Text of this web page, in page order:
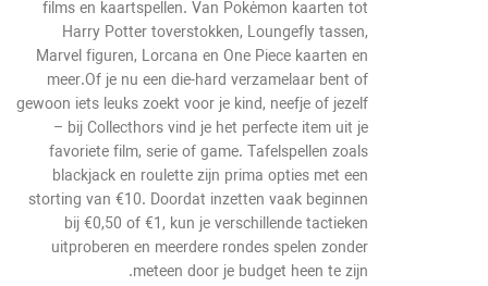
films en kaartspellen. Van Pokémon kaarten tot
Harry Potter toverstokken, Loungefly tassen,
Marvel figuren, Lorcana en One Piece kaarten en
meer.Of je nu een die-hard verzamelaar bent of
gewoon iets leuks zoekt voor je kind, neefje of jezelf
– bij Collecthors vind je het perfecte item uit je
favoriete film, serie of game. Tafelspellen zoals
blackjack en roulette zijn prima opties met een
storting van €10. Doordat inzetten vaak beginnen
bij €0,50 of €1, kun je verschillende tactieken
uitproberen en meerdere rondes spelen zonder
meteen door je budget heen te zijn.